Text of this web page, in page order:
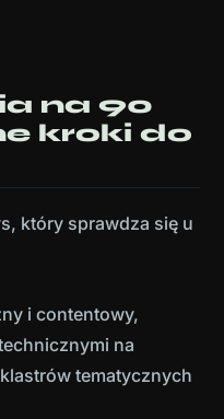
na 90
kroki do
który sprawdza się u
i contentowy,
na
tematycznych